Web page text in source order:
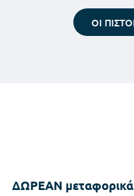
ΟΙ
ΔΩΡΕΑΝ μεταφορικά